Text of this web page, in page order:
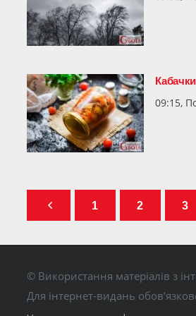
09:15,
1 2 3
© Використання матеріалів з
Для інтернет-видань